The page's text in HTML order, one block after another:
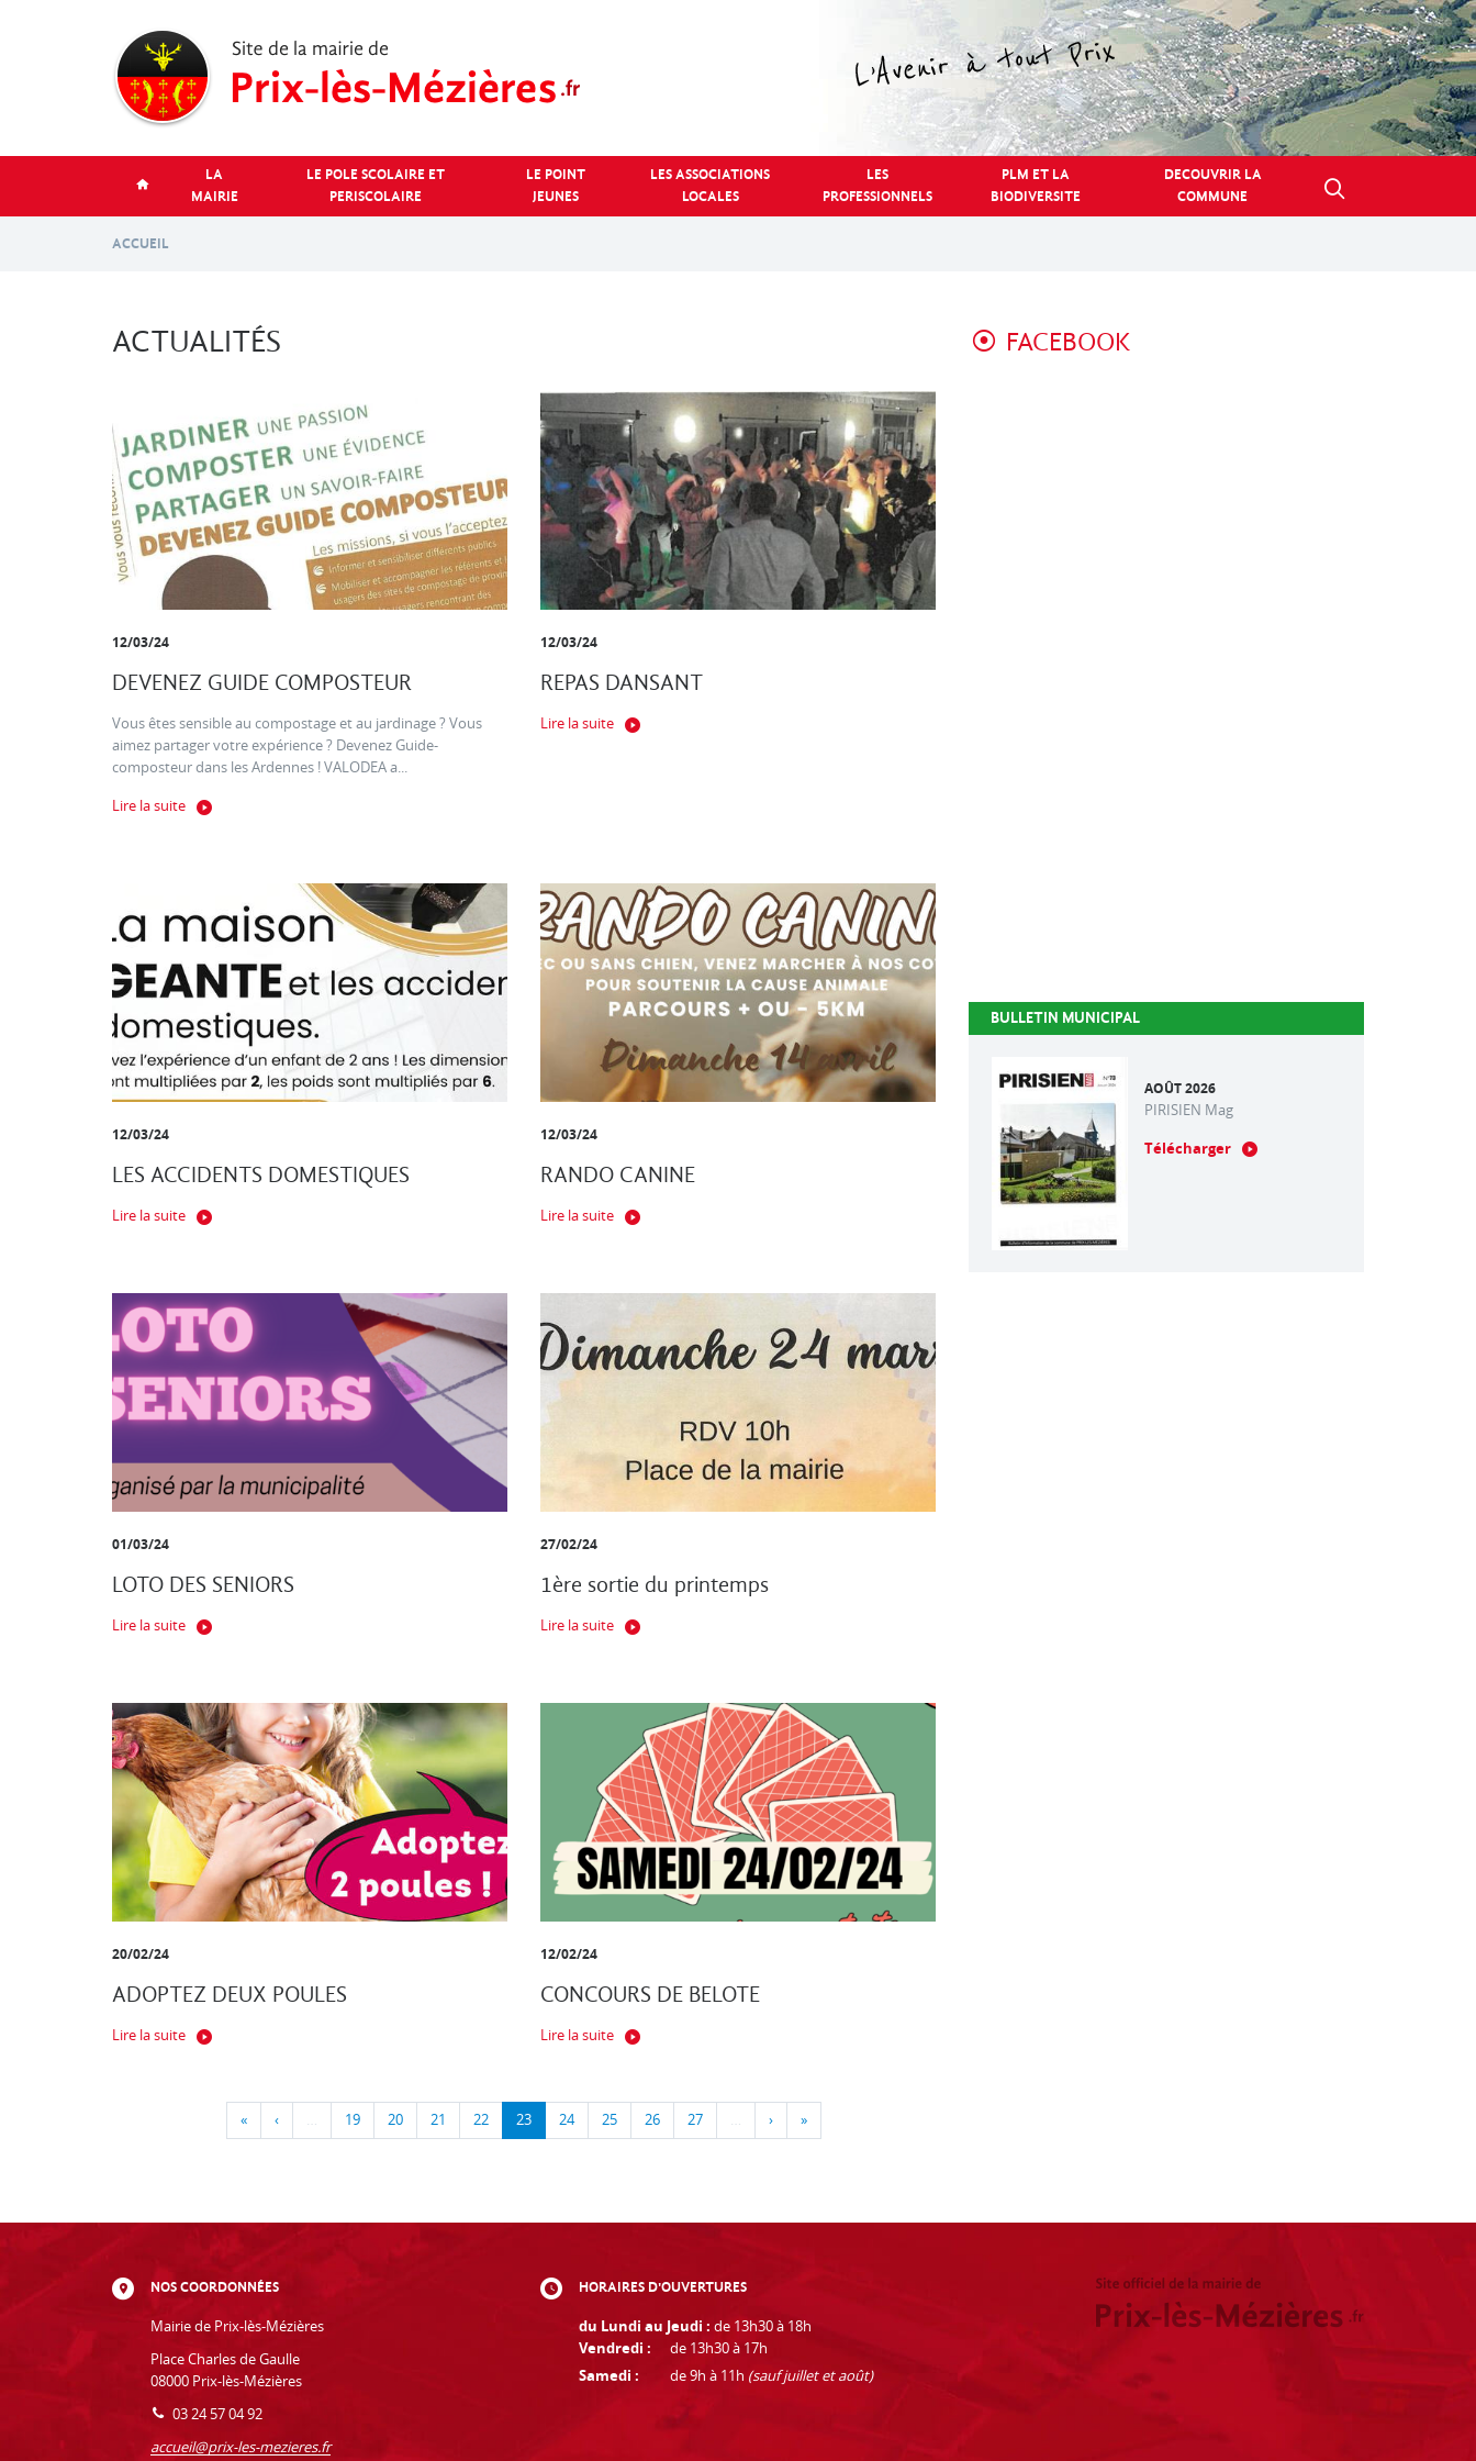
LA
MAIRIE
LE POLE SCOLAIRE ET
PERISCOLAIRE
LE POINT
JEUNES
LES ASSOCIATIONS
LOCALES
LES
PROFESSIONNELS
PLM ET LA
BIODIVERSITE
DECOUVRIR LA
COMMUNE
ACCUEIL
ACTUALITÉS
12/03/24
DEVENEZ GUIDE COMPOSTEUR
Vous êtes sensible au compostage et au jardinage ? Vous
aimez partager votre expérience ? Devenez Guide-
composteur dans les Ardennes ! VALODEA a...
Lire la suite
12/03/24
REPAS DANSANT
Lire la suite
12/03/24
LES ACCIDENTS DOMESTIQUES
Lire la suite
12/03/24
RANDO CANINE
Lire la suite
01/03/24
LOTO DES SENIORS
Lire la suite
27/02/24
1ère sortie du printemps
Lire la suite
20/02/24
ADOPTEZ DEUX POULES
Lire la suite
12/02/24
CONCOURS DE BELOTE
Lire la suite
« ‹ … 19 20 21 22 23 24 25 26 27 … › »
FACEBOOK
BULLETIN MUNICIPAL
AOÛT 2026
PIRISIEN Mag
Télécharger
NOS COORDONNÉES
Mairie de Prix-lès-Mézières
Place Charles de Gaulle
08000 Prix-lès-Mézières
03 24 57 04 92
accueil@prix-les-mezieres.fr
HORAIRES D'OUVERTURES
du Lundi au Jeudi : de 13h30 à 18h
Vendredi :
de 13h30 à 17h
Samedi :
de 9h à 11h (sauf juillet et août)